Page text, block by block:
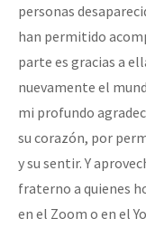
personas
han permitido
parte es gracias a
nuevamente el
mi profundo
su corazón, por
y su sentir. Y
fraterno a quienes
en el Zoom o en el